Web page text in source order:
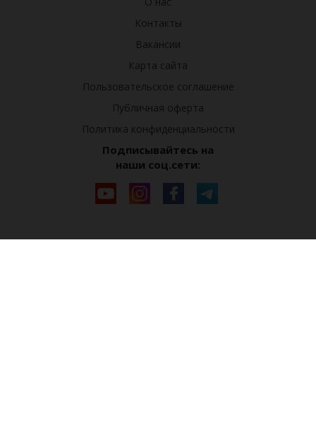
Контакты
Вакансии
Карта сайта
Пользовательское соглашение
Публичная оферта
Политика конфиденциальности
Подписывайтесь на
наши соц.сети: